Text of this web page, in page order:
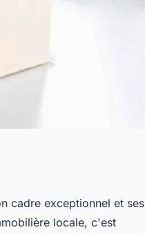
cadre exceptionnel et ses
locale, c'est